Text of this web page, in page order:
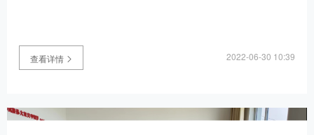
查看详情 2022-06-30 10:39